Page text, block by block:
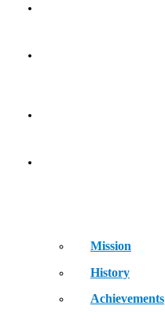
Mission
History
Achievements